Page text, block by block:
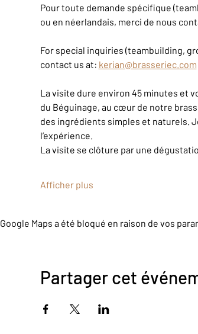
Pour toute demande spécifique
ou en néerlandais, merci de nous
For special inquiries (teambuilding,
contact us at: kerian@brasseriec.com
La visite dure environ 45 minutes et
du Béguinage, au cœur de notre
des ingrédients simples et naturels.
l’expérience.
La visite se clôture par une
Afficher plus
Google Maps a été bloqué en raison de vos
Partager cet